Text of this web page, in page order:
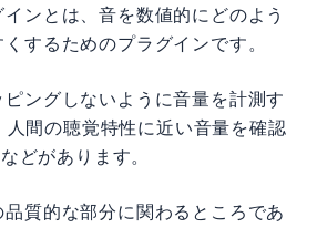
ンとは、音を数値的にどのよう
するためのプラグインです。
ングしないように音量を計測す
人間の聴覚特性に近い音量を確認
どがあります。
質的な部分に関わるところであ